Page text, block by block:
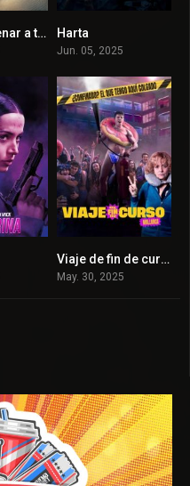
8.1Cómo entrenar a tu dragón Harta
Jun. 05, 2025
0Viaje de fin de curso: Mallorca
May. 30, 2025